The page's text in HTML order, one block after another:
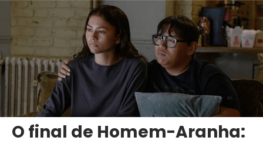
O final de Homem-Aranha: